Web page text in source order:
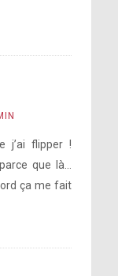
j’ai flipper !
que là…
ça me fait